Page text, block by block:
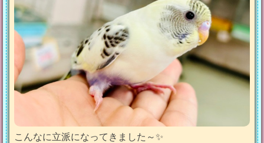
こんなに立派になってきました～✨